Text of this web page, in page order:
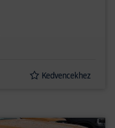
Kedvencekhez